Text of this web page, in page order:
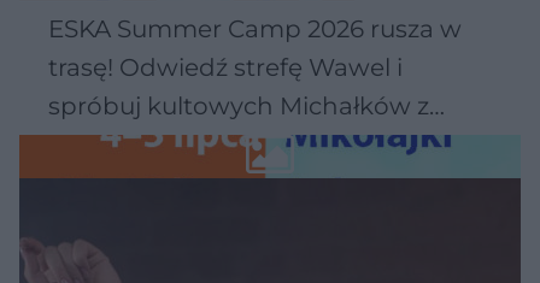
ESKA Summer Camp 2026 rusza w
trasę! Odwiedź strefę Wawel i
spróbuj kultowych Michałków z
Wawelu